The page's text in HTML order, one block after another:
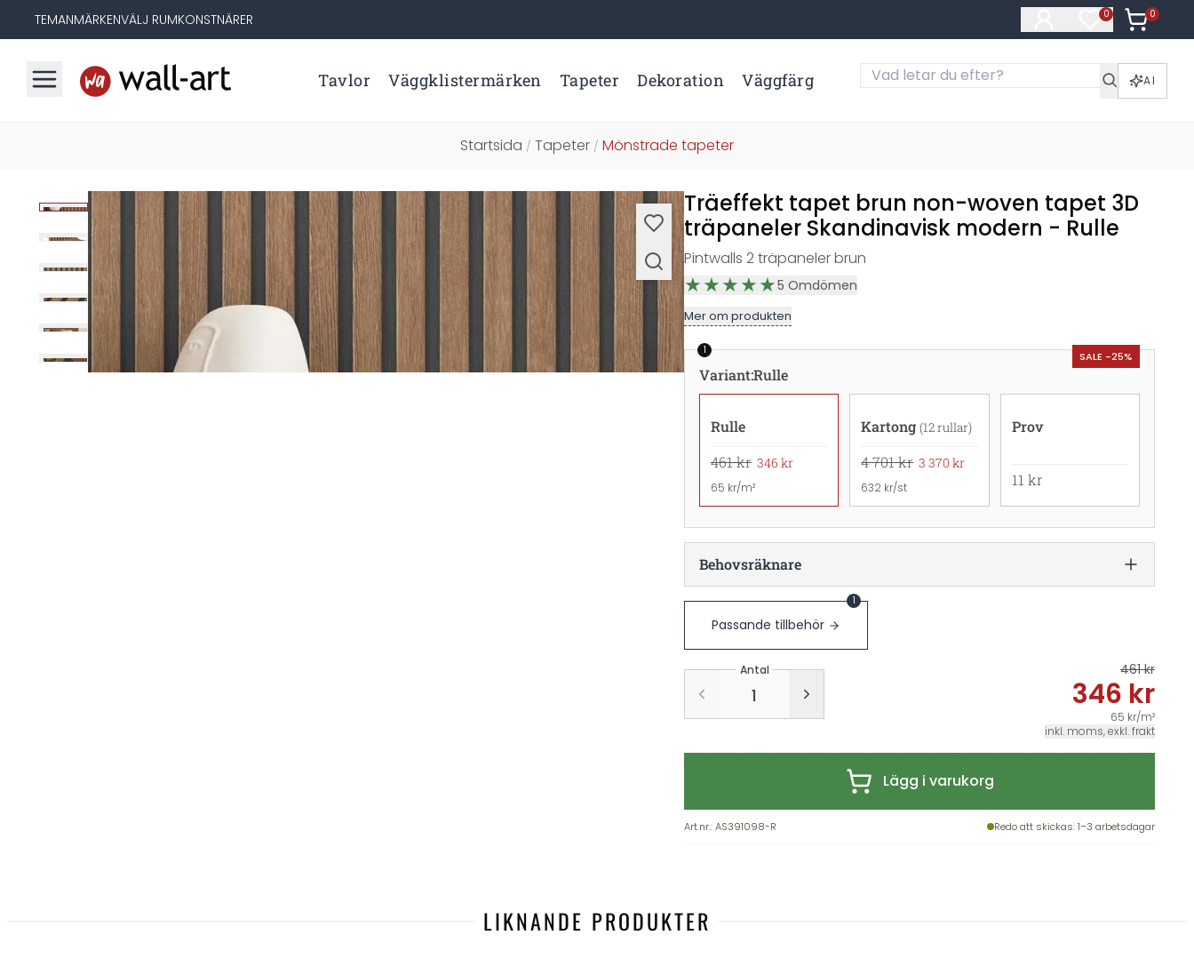
TEMANMÄRKENVÄLJ RUMKONSTNÄRER 0
Artiklar på
0
Artiklar i
Tavlor Väggklistermärken Tapeter Dekoration Väggfärg AI
Startsida / Tapeter / Mönstrade tapeter
Träeffekt tapet brun non-woven tapet 3D
träpaneler Skandinavisk modern - Rulle
Pintwalls 2 träpaneler brun
5 Omdömen
Mer om produkten
SALE -25%
1
Variant:Rulle
Rulle
461 kr 346 kr
65 kr/m²
Kartong (12 rullar)
4 701 kr 3 370 kr
632 kr/st
Prov
11 kr
Behovsräknare
Passande tillbehör
1
Antal 461 kr
346 kr
65 kr/m²
inkl. moms, exkl. frakt
Lägg i varukorg
Art.nr.:AS391098-R Redo att skickas: 1–3 arbetsdagar
LIKNANDE PRODUKTER